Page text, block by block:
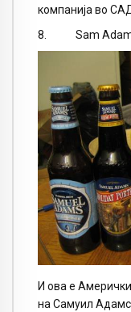
компанија во
8. Sam
И ова е
на Самуил Адамс.